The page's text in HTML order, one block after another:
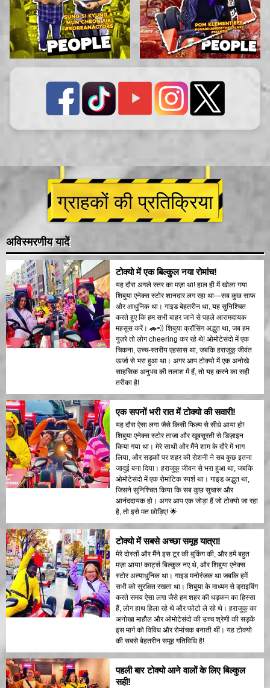
ग्राहकों की प्रतिक्रिया
अविस्मरणीय यादें
टोक्यो में एक बिल्कुल नया रोमांच!
यह दौरा अगले स्तर का मज़ा था! हाल ही में खोला गया
शिबुया एनेक्स स्टोर शानदार लग रहा था—सब कुछ साफ
और आधुनिक था। गाइड बेहतरीन था, यह सुनिश्चित
करते हुए कि हम सभी बाहर जाने से पहले आरामदायक
महसूस करें। 🚗💨 शिबुया क्रॉसिंग अद्भुत था, जब हम
गुज़रे तो लोग cheering कर रहे थे! ओमोटेसंदो में एक
चिकना, उच्च-स्तरीय एहसास था, जबकि हराजुकू जीवंत
ऊर्जा से भरा हुआ था। अगर आप टोक्यो में एक अनोखे
साहसिक अनुभव की तलाश में हैं, तो यह करने का सही
तरीका है!
एक सपनों भरी रात में टोक्यो की सवारी!
यह दौरा ऐसा लगा जैसे किसी फिल्म से सीधे आया हो!
शिबुया एनेक्स स्टोर ताजा और खूबसूरती से डिज़ाइन
किया गया था। मेरे साथी और मैंने शाम के दौरे में भाग
लिया, और सड़कों पर शहर की रोशनी ने सब कुछ इतना
जादुई बना दिया। हराजुकू जीवन से भरा हुआ था, जबकि
ओमोटेसंदो में एक रोमांटिक स्पर्श था। गाइड अद्भुत था,
जिसने सुनिश्चित किया कि सब कुछ सुचारू और
आनंददायक हो। अगर आप एक जोड़ा हैं जो टोक्यो जा रहा
है, तो इसे मत छोड़िए! 🌟
टोक्यो में सबसे अच्छा समूह यात्रा!
मेरे दोस्तों और मैंने इस टूर की बुकिंग की, और हमें बहुत
मज़ा आया! कार्ट्स बिल्कुल नए थे, और शिबुया एनेक्स
स्टोर अत्याधुनिक था। गाइड मनोरंजक था जबकि हमें
सभी को सुरक्षित रखता था। शिबुया के माध्यम से ड्राइविंग
करते समय ऐसा लगा जैसे हम शहर की धड़कन का हिस्सा
हैं, लोग हाथ हिला रहे थे और फोटो ले रहे थे। हराजुकू का
अनोखा माहौल और ओमोटेसंदो की उच्च श्रेणी की सड़कें
इस मार्ग को विविध और रोमांचक बनाती थीं। यह टोक्यो
की सबसे बेहतरीन समूह गतिविधि है!
पहली बार टोक्यो आने वालों के लिए बिल्कुल
सही!